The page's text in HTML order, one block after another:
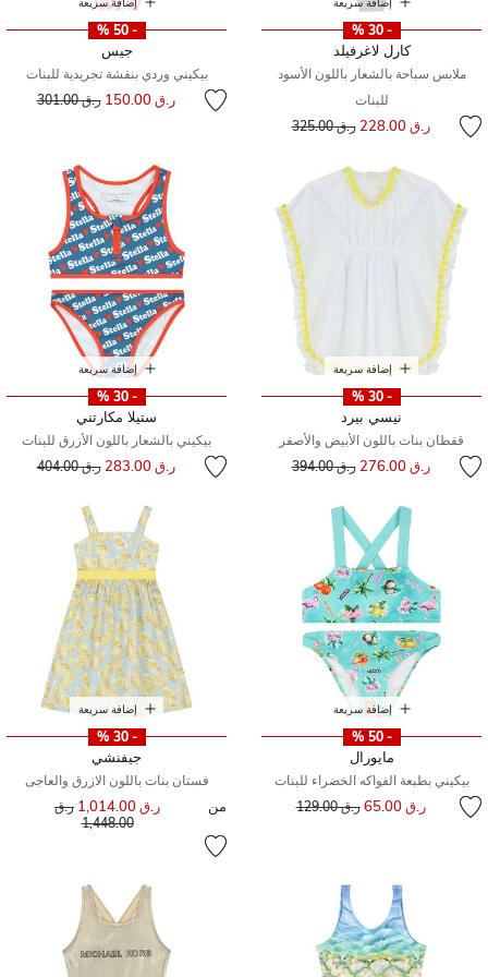
- 30 %
كارل لاغرفيلد
ملابس سباحة بالشعار باللون الأسود
للبنات
ر.ق 228.00 سعر مخفض منر.ق 325.00
- 50 %
جيس
بيكيني وردي بنقشة تجريدية للبنات
ر.ق 150.00 سعر مخفض من
ر.ق 301.00 إلى
إضافة سريعة
- 30 %
نيسي بيرد
قفطان بنات باللون الأبيض والأصفر
ر.ق 276.00 سعر مخفض منر.ق 394.00
إضافة سريعة
- 30 %
ستيلا مكارتني
بيكيني بالشعار باللون الأزرق للبنات
ر.ق 283.00 سعر مخفض من
ر.ق 404.00 إلى
إضافة سريعة
- 50 %
مايورال
بيكيني بطبعة الفواكه الخضراء للبنات
ر.ق 65.00 سعر مخفض منر.ق 129.00
إضافة سريعة
- 30 %
جيفنشي
فستان بنات باللون الازرق والعاجى
من ر.ق 1,014.00 سعر مخفض من
ر.ق
1,448.00
إلى